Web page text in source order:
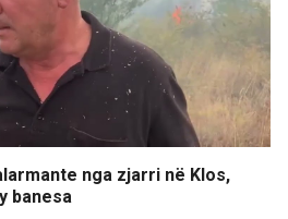
nga zjarri në Klos,
banesa